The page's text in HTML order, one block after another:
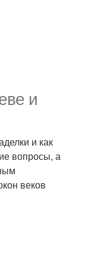
и
и как
вопросы, а
веков